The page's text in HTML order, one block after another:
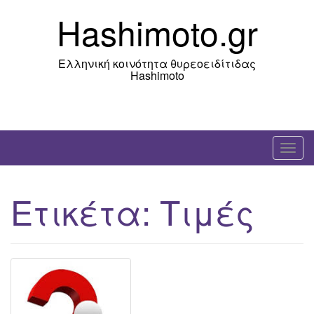
Hashimoto.gr
Ελληνική κοινότητα θυρεοειδίτιδας
Hashimoto
T
o
Ετικέτα: Τιμές